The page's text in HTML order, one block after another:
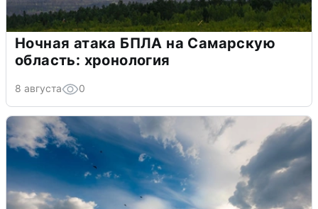
Ночная атака БПЛА на Самарскую
область: хронология
8 августа 0